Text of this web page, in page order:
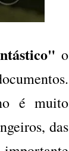
o
é muito
das